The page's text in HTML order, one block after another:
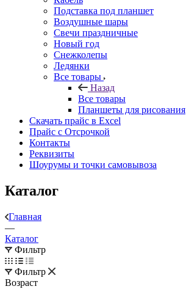
Подставка под планшет
Воздушные шары
Свечи праздничные
Новый год
Снежколепы
Ледянки
Все товары
Назад
Все товары
Планшеты для рисования
Скачать прайс в Excel
Прайс с Отсрочкой
Контакты
Реквизиты
Шоурумы и точки самовывоза
Каталог
Главная
—
Каталог
Фильтр
Фильтр
Возраст